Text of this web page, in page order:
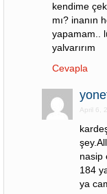
kendime
mı? inanın
yapamam..
yalvarırım
Cevapla
April 6,
nasip
184
ya